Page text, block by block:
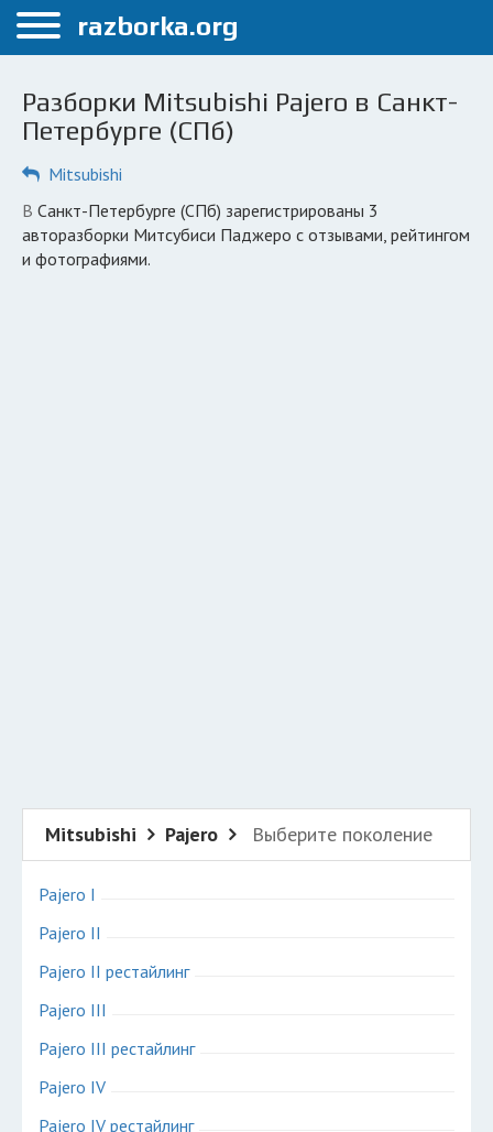
Меню
Санкт-Петербург
Автосервисы
Разборки Mitsubishi Pajero в Санкт-
Петербурге (СПб)
Mitsubishi
в Санкт-Петербурге (СПб) зарегистрированы 3
авторазборки Митсубиси Паджеро с отзывами, рейтингом
и фотографиями.
Mitsubishi Pajero Выберите поколение
Pajero I
Pajero II
Pajero II рестайлинг
Pajero III
Pajero III рестайлинг
Pajero IV
Pajero IV рестайлинг
razborka.org